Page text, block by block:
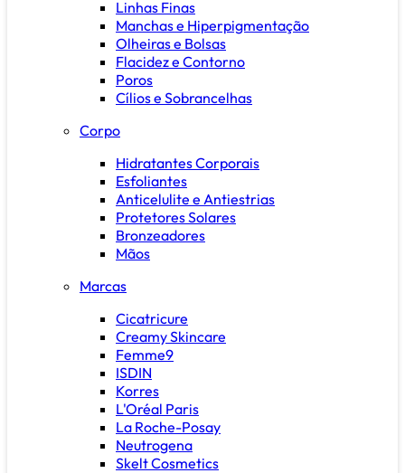
Linhas Finas
Manchas e Hiperpigmentação
Olheiras e Bolsas
Flacidez e Contorno
Poros
Cílios e Sobrancelhas
Corpo
Hidratantes Corporais
Esfoliantes
Anticelulite e Antiestrias
Protetores Solares
Bronzeadores
Mãos
Marcas
Cicatricure
Creamy Skincare
Femme9
ISDIN
Korres
L'Oréal Paris
La Roche-Posay
Neutrogena
Skelt Cosmetics